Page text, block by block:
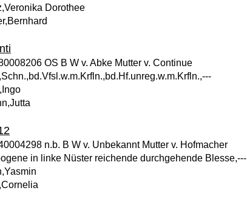
Dorothee
OS B W v. Abke Mutter v. Continue
n.b. B W v. Unbekannt Mutter v. Hofmacher
in linke Nüster reichende durchgehende Blesse,---